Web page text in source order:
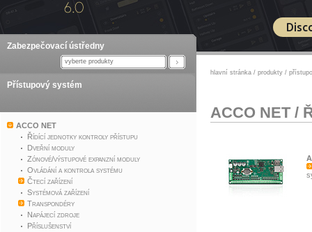
Zabezpečovací ústředny
vyberte produkty
Přístupový systém
ACCO NET
Řídící jednotky kontroly přístupu
Dveřní moduly
Zónové/výstupové expanzní moduly
Ovládání a kontrola systému
Čtecí zařízení
Systémová zařízení
Transpondéry
Napájecí zdroje
Příslušenství
hlavní stránka / produkty /
ACCO NET/